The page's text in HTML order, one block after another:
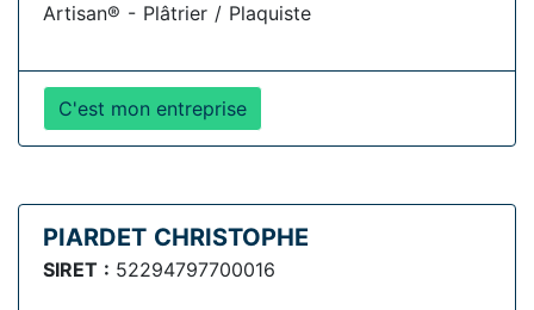
Artisan® - Plâtrier / Plaquiste
C'est mon entreprise
PIARDET CHRISTOPHE
SIRET : 52294797700016